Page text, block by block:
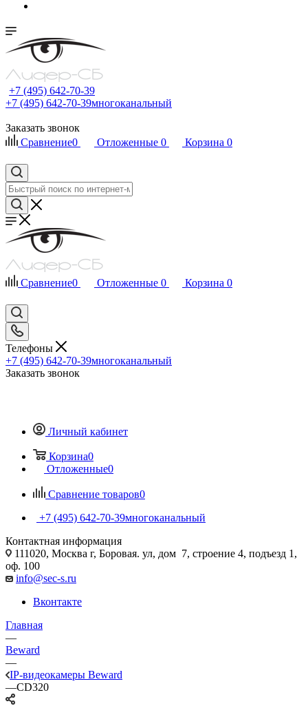
+7 (495) 642-70-39
+7 (495) 642-70-39многоканальный
Заказать звонок
Сравнение0 Отложенные 0 Корзина 0
Сравнение0 Отложенные 0 Корзина 0
Телефоны
+7 (495) 642-70-39многоканальный
Заказать звонок
Личный кабинет
Корзина0
Отложенные0
Сравнение товаров0
+7 (495) 642-70-39многоканальный
Контактная информация
111020, Москва г, Боровая. ул, дом 7, строение 4, подъезд 1,
оф. 100
info@sec-s.ru
Вконтакте
Главная
—
Beward
—
IP-видеокамеры Beward
—CD320